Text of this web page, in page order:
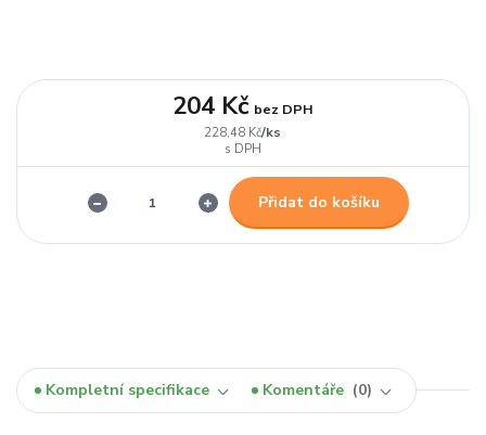
228,48 Kč/ks
204 Kč bez DPH
Přidat do košíku
Kompletní specifikace Komentáře 0